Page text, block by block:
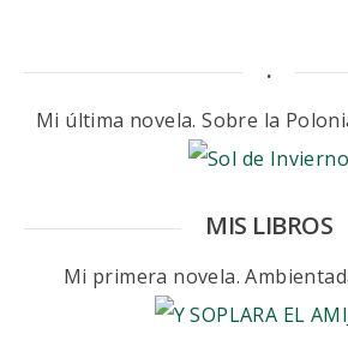
.
Mi última novela. Sobre la
MIS LIBROS
Mi primera novela.